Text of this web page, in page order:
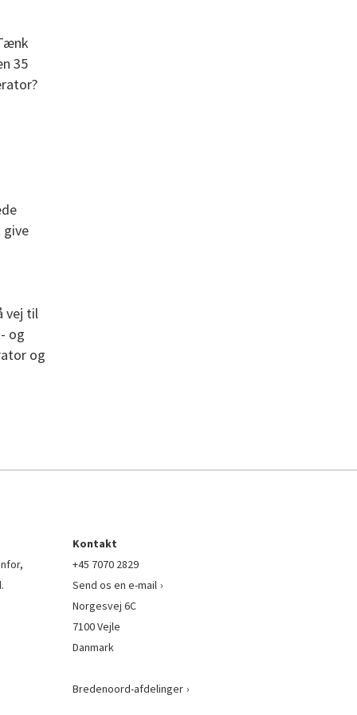
35
give
vej til
og
og
Kontakt
+45 7070 2829
Send os en e-mail
Norgesvej 6C
7100 Vejle
Danmark
Bredenoord-afdelinger